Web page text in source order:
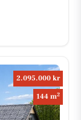
2.095.000 kr
144 m2